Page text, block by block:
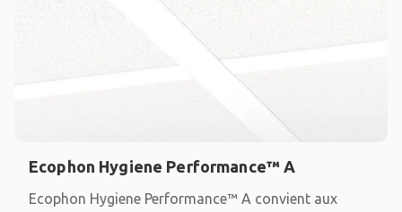
Ecophon Hygiene Performance™ A
Ecophon Hygiene Performance™ A convient aux